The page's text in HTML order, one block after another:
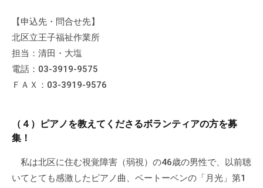
【申込先・問合せ先】
北区立王子福祉作業所
担当：清田・大塩
電話：03-3919-9575
ＦＡＸ：03-3919-9576
（４）ピアノを教えてくださるボランティアの方を募
集！
私は北区に住む視覚障害（弱視）の46歳の男性で、以前聴
いてとても感激したピアノ曲、ベートーベンの「月光」第1